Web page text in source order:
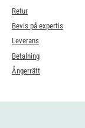
Retur
Bevis på expertis
Leverans
Betalning
Ångerrätt